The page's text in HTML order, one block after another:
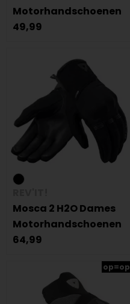
Motorhandschoenen
49,99
Mosca 2 H2O Dames
Motorhandschoenen
64,99
op=op